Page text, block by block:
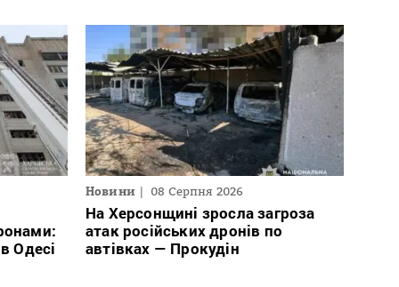
Одесі
Новини 08 Серпня 2026
На Херсонщині зросла загроза
атак російських дронів по
автівках — Прокудін